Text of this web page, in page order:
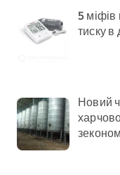
5
тиску
Новий